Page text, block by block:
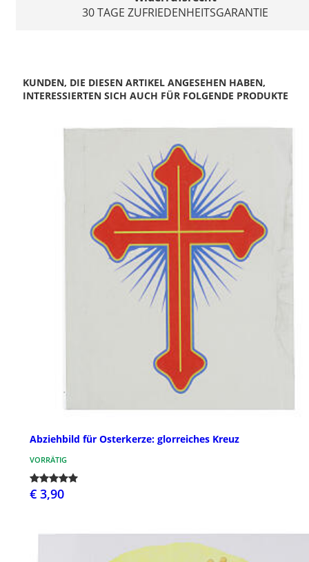
30 TAGE ZUFRIEDENHEITSGARANTIE
KUNDEN, DIE DIESEN ARTIKEL ANGESEHEN HABEN,
INTERESSIERTEN SICH AUCH FÜR FOLGENDE PRODUKTE
Abziehbild für Osterkerze: glorreiches Kreuz
VORRÄTIG
€ 3,90